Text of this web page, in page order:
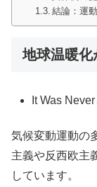
結論：運
地球温暖化
It Was
気候変動運動の
主義や反西欧主
しています。